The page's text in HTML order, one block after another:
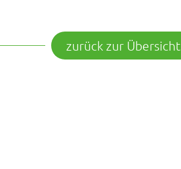
zurück zur Übersicht